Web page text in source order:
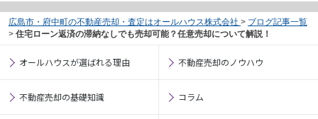
広島市・府中町の不動産売却・査定はオールハウス株式会社 > ブログ記事一覧
> 住宅ローン返済の滞納なしでも売却可能？任意売却について解説！
オールハウスが選ばれる理由 不動産売却のノウハウ
不動産売却の基礎知識 コラム